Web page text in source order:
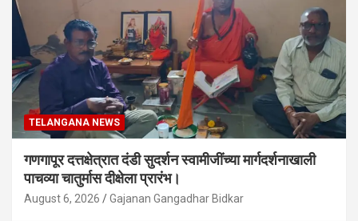
TELANGANA NEWS
गणगापूर दत्तक्षेत्रात दंडी सुदर्शन स्वामीजींच्या मार्गदर्शनाखाली
पाचव्या चातुर्मास दीक्षेला प्रारंभ।
August 6, 2026 Gajanan Gangadhar Bidkar